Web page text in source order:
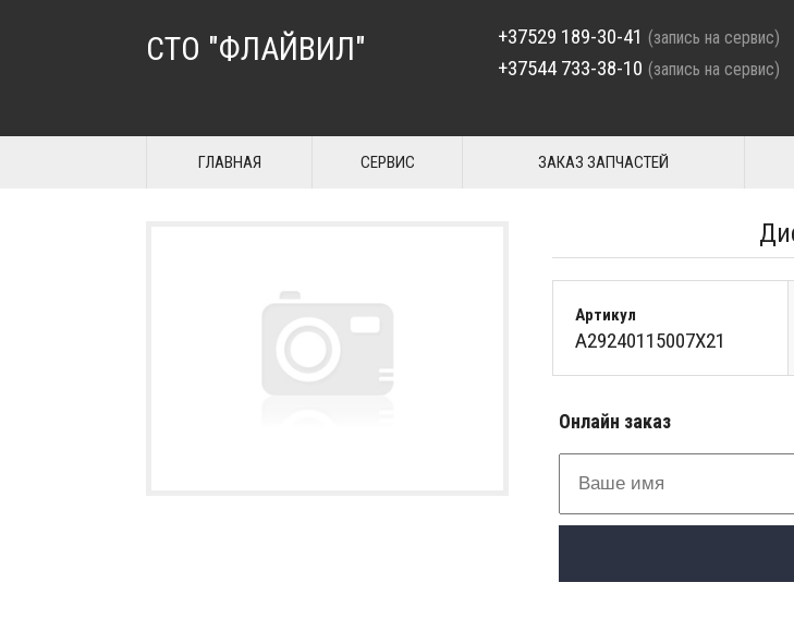
СТО "ФЛАЙВИЛ" +37529 189-30-41 (запись на сервис)
+37544 733-38-10 (запись на сервис)
ГЛАВНАЯ СЕРВИС ЗАКАЗ ЗАПЧАСТЕЙ
Артикул
A29240115007X21
Онлайн заказ